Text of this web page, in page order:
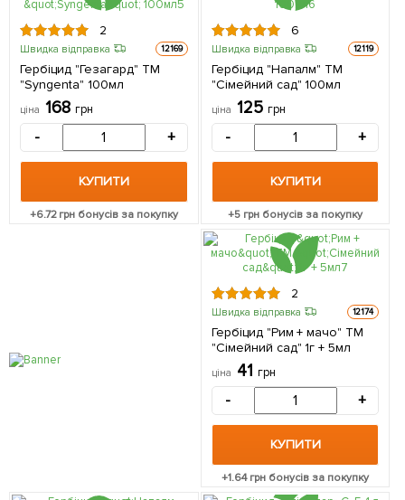
2
Швидка відправка 12169
Гербіцид "Гезагард" ТМ
"Syngenta" 100мл
ціна 168 грн
- +
КУПИТИ
+6.72грн бонусів за покупку
6
Швидка відправка 12119
Гербіцид "Напалм" ТМ
"Сімейний сад" 100мл
ціна 125 грн
- +
КУПИТИ
+5 грн бонусів за покупку
2
Швидка відправка 12174
Гербіцид "Рим + мачо" ТМ
"Сімейний сад" 1г + 5мл
ціна 41 грн
- +
КУПИТИ
+1.64грн бонусів за покупку